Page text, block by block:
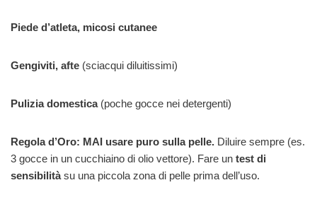
Piede d’atleta, micosi cutanee
Gengiviti, afte (sciacqui diluitissimi)
Pulizia domestica(poche gocce nei detergenti)
Regola d’Oro: MAI usare puro sulla pelle. Diluire sempre (es.
3 gocce in un cucchiaino di olio vettore). Fare un test di
sensibilitàsu una piccola zona di pelle prima dell’uso.